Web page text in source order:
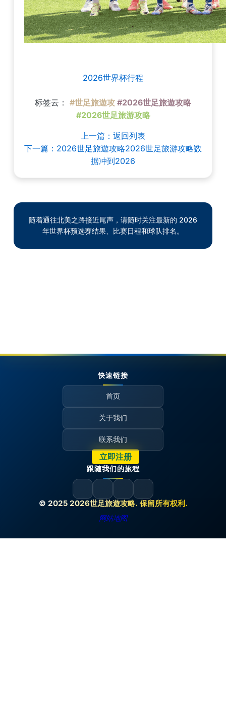
2026世界杯行程
标签云： #世足旅遊攻 #2026世足旅遊攻略
#2026世足旅游攻略
上一篇：返回列表
下一篇：2026世足旅遊攻略2026世足旅游攻略数
据冲到2026
随着通往北美之路接近尾声，请随时关注最新的 2026
年世界杯预选赛结果、比赛日程和球队排名。
© 2025 2026世足旅遊攻略. 保留所有权利.
网站地图
快速链接
首页
关于我们
联系我们
立即注册
跟随我们的旅程